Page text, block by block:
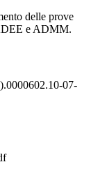
delle prove
e ADMM.
07-